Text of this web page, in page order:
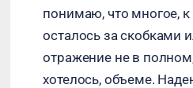
понимаю, что многое,
осталось за скобками
отражение не в
хотелось, объеме.